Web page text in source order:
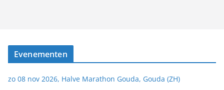
Evenementen
zo 08 nov 2026, Halve Marathon Gouda, Gouda (ZH)